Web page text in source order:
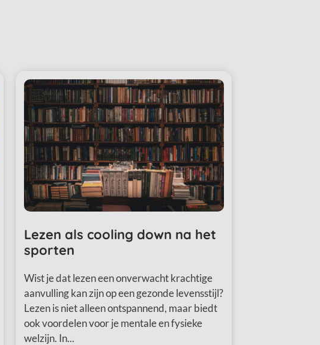
Lezen als cooling down na het
sporten
Wist je dat lezen een onverwacht krachtige
aanvulling kan zijn op een gezonde levensstijl?
Lezen is niet alleen ontspannend, maar biedt
ook voordelen voor je mentale en fysieke
welzijn. In...